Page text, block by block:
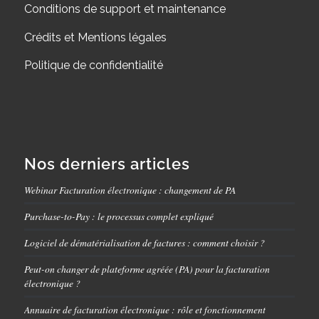
Conditions de support et maintenance
Crédits et Mentions légales
Politique de confidentialité
Nos derniers articles
Webinar Facturation électronique : changement de PA
Purchase-to-Pay : le processus complet expliqué
Logiciel de dématérialisation de factures : comment choisir ?
Peut-on changer de plateforme agréée (PA) pour la facturation
électronique ?
Annuaire de facturation électronique : rôle et fonctionnement